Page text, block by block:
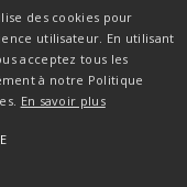
des cookies pour
utilisateur. En utilisant
acceptez tous les
à notre Politique
En savoir plus